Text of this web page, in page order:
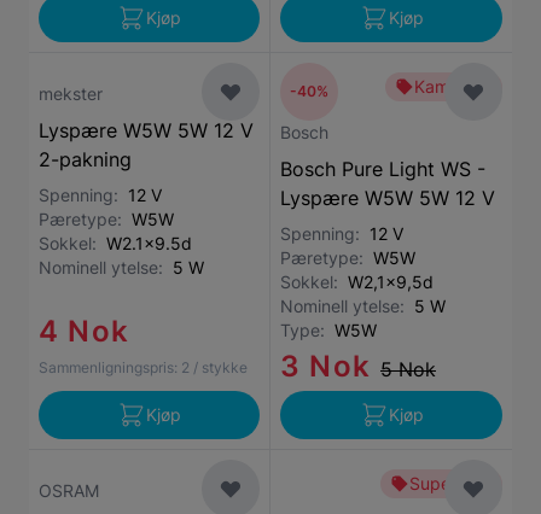
Kjøp Kjøp
mekster
Lyspære W5W 5W 12 V
2-pakning
Spenning: 12 V
Pæretype: W5W
Sokkel: W2.1x9.5d
Nominell ytelse: 5 W
4 Nok
Sammenligningspris: 2 / stykke
Kjøp
Kampanje
Bosch
Bosch Pure Light WS -
Lyspære W5W 5W 12 V
Spenning: 12 V
Pæretype: W5W
Sokkel: W2,1x9,5d
Nominell ytelse: 5 W
Type: W5W
3 Nok 5 Nok
-40%
Kjøp
OSRAM Superbillig